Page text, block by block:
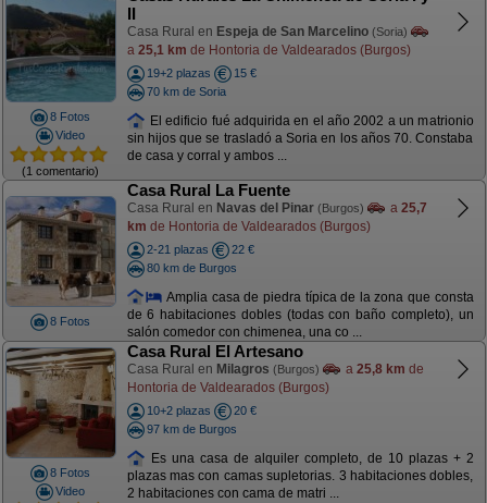
8 Fotos
Video
(1 comentario)
II
Casa Rural en Espeja de San Marcelino (Soria)
a 25,1 km de Hontoria de Valdearados (Burgos)
19+2 plazas
15 €
70 km de Soria
El edificio fué adquirida en el año 2002 a un matrionio
sin hijos que se trasladó a Soria en los años 70. Constaba
de casa y corral y ambos ...
8 Fotos
Casa Rural La Fuente
Casa Rural en Navas del Pinar (Burgos) a 25,7
km de Hontoria de Valdearados (Burgos)
2-21 plazas
22 €
80 km de Burgos
Amplia casa de piedra típica de la zona que consta
de 6 habitaciones dobles (todas con baño completo), un
salón comedor con chimenea, una co ...
8 Fotos
Video
Casa Rural El Artesano
Casa Rural en Milagros (Burgos) a 25,8 km de
Hontoria de Valdearados (Burgos)
10+2 plazas
20 €
97 km de Burgos
Es una casa de alquiler completo, de 10 plazas + 2
plazas mas con camas supletorias. 3 habitaciones dobles,
2 habitaciones con cama de matri ...